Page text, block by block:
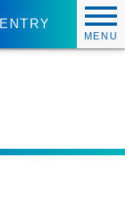
ENTRY
MENU